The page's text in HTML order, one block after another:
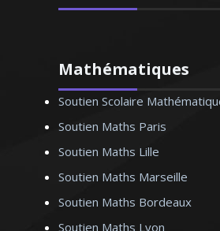
de deux ans
leurs attentes. Je
particuliers
niveaux. Le bon
pédagogie basée sur
propice à
Mathématiques
Soutien Scolaire
Soutien Maths Paris
Soutien Maths Lille
Soutien Maths Marseille
Soutien Maths Bordeaux
Soutien Maths Lyon